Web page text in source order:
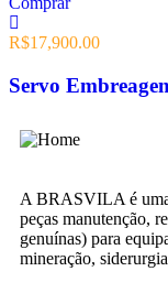
R$17,900.00
Servo
A BRASVILA é uma
peças manutenção,
genuínas) para
mineração,